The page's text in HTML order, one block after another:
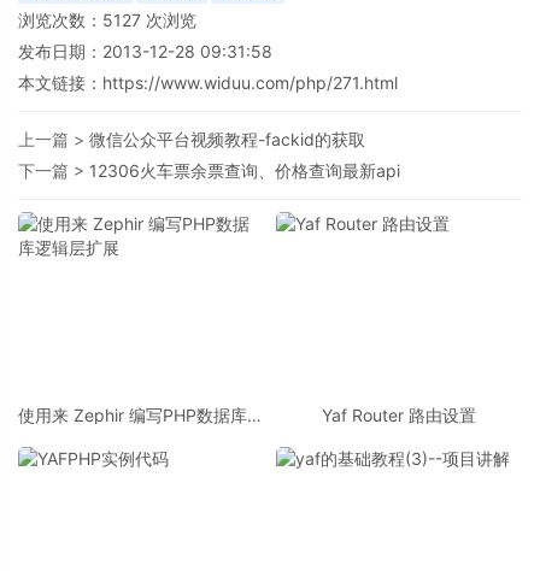
浏览次数： 5127 次浏览
发布日期：2013-12-28 09:31:58
本文链接： https://www.widuu.com/php/271.html
上一篇 > 微信公众平台视频教程-fackid的获取
下一篇 > 12306火车票余票查询、价格查询最新api
使用来 Zephir 编写PHP数据库逻
Yaf Router 路由设置